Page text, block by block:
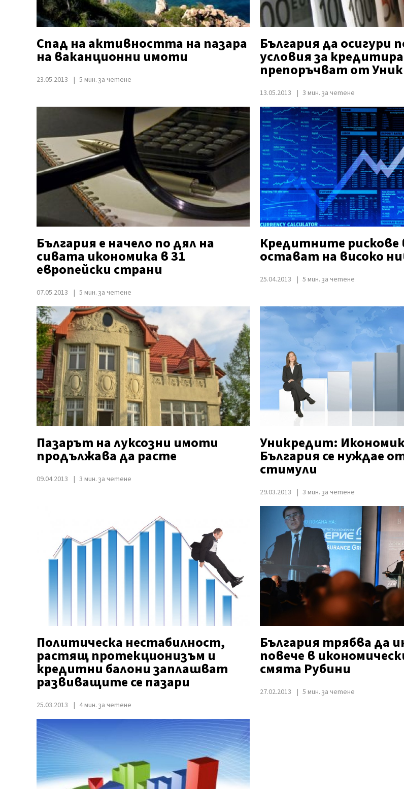
Спад на активността на пазара
на ваканционни имоти
23.05.2013 5 мин. за четене
България да осигури
условия за
препоръчват от
13.05.2013 3 мин. за четене
България е начело по дял на
сивата икономика в 31
европейски страни
07.05.2013 5 мин. за четене
Кредитните рискове
остават на високо
25.04.2013 5 мин. за четене
Пазарът на луксозни имоти
продължава да расте
09.04.2013 3 мин. за четене
Уникредит:
България се нуждае
стимули
29.03.2013 3 мин. за четене
Политическа нестабилност,
растящ протекционизъм и
кредитни балони заплашват
развиващите се пазари
25.03.2013 4 мин. за четене
България трябва да
повече в
смята Рубини
27.02.2013 5 мин. за четене